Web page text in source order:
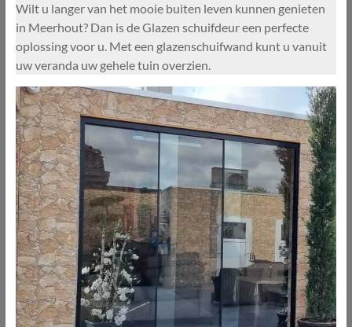
Wilt u langer van het mooie buiten leven kunnen genieten
in Meerhout? Dan is de Glazen schuifdeur een perfecte
oplossing voor u. Met een glazenschuifwand kunt u vanuit
uw veranda uw gehele tuin overzien.